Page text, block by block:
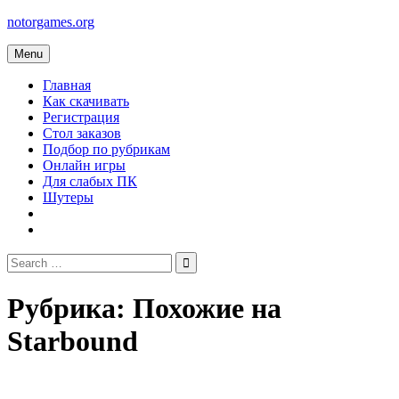
Skip
content
notorgames.org
Menu
Главная
Как скачивать
Регистрация
Стол заказов
Подбор по рубрикам
Онлайн игры
Для слабых ПК
Шутеры
Search
for:
Рубрика: Похожие на
Starbound